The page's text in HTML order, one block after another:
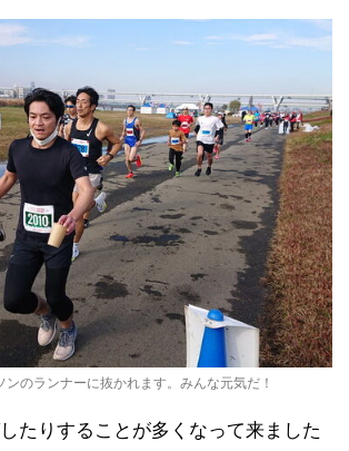
ンのランナーに抜かれます。みんな元気だ！
たりすることが多くなって来ました